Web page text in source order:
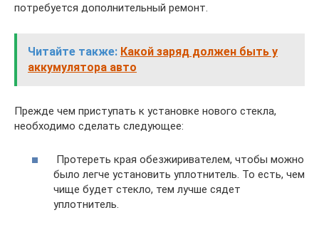
потребуется дополнительный ремонт.
Читайте также: Какой заряд должен быть у
аккумулятора авто
Прежде чем приступать к установке нового стекла,
необходимо сделать следующее:
​ Протереть края обезжиривателем, чтобы можно
было легче установить уплотнитель. То есть, чем
чище будет стекло, тем лучше сядет
уплотнитель.